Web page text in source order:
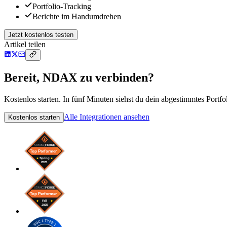
Portfolio-Tracking
Berichte im Handumdrehen
Jetzt kostenlos testen
Artikel teilen
Bereit, NDAX zu verbinden?
Kostenlos starten. In fünf Minuten siehst du dein abgestimmtes
Kostenlos starten Alle Integrationen ansehen